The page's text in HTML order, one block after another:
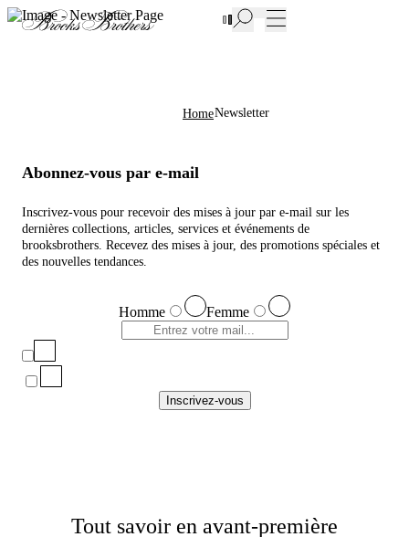
Nouvelles pièces en Soldes | Jusqu'à -50%
HomeNewsletter
Abonnez-vous par e-mail
Inscrivez-vous pour recevoir des mises à jour par e-mail sur les
dernières collections, articles, services et événements de
brooksbrothers. Recevez des mises à jour, des promotions spéciales et
des nouvelles tendances.
Homme Femme
Inscrivez-vous
Tout savoir en avant-première